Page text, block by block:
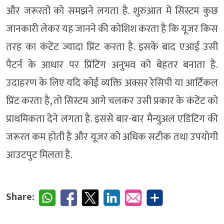
और जरूरतों को समझने लगता है. शुरुआत में सिस्टम कुछ
जानकारी लेकर यह जानने की कोशिश करता है कि यूजर किस
तरह का कंटेंट ज्यादा प्रिंट करता है. इसके बाद एआई उसी
पैटर्न के आधार पर प्रिंटिंग अनुभव को बेहतर बनाता है.
उदाहरण के लिए यदि कोई व्यक्ति अक्सर रेसिपी या आर्टिकल
प्रिंट करता है, तो सिस्टम आगे चलकर उसी प्रकार के कंटेंट को
प्राथमिकता देने लगता है. इससे बार-बार मैन्युअल एडिटिंग की
जरूरत कम होती है और यूजर को अधिक सटीक तथा उपयोगी
आउटपुट मिलता है.
Share: